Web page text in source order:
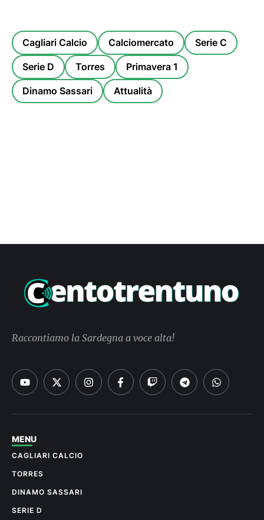
Cagliari Calcio Calciomercato Serie C
Serie D Torres Primavera 1
Dinamo Sassari Attualità
Raccontiamo la Sardegna a voce alta!
MENU
CAGLIARI CALCIO
TORRES
DINAMO SASSARI
SERIE D